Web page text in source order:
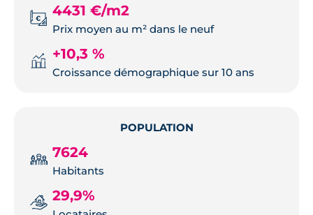
4431 €/m2
Prix moyen au m² dans le neuf
+10,3 %
Croissance démographique sur 10 ans
POPULATION
7624
Habitants
29,9%